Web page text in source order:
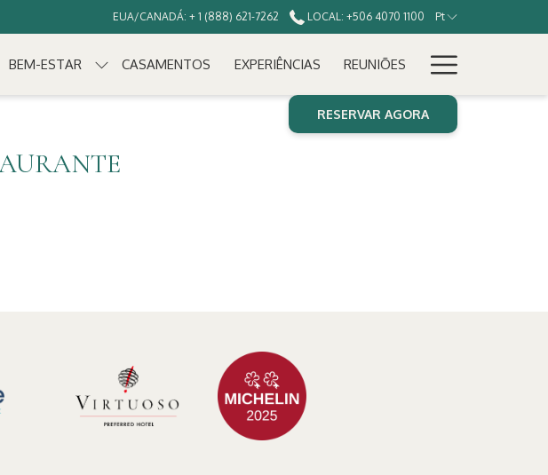
EUA/CANADÁ: + 1 (888) 621-7262 LOCAL: +506 4070 1100 Pt
BEM-ESTAR CASAMENTOS EXPERIÊNCIAS REUNIÕES
Menu
RESERVAR AGORA